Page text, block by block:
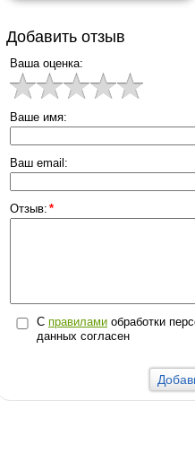
Добавить отзыв
Ваша оценка:
Ваше имя:
Ваш email:
Отзыв: *
С правилами обработки
данных согласен